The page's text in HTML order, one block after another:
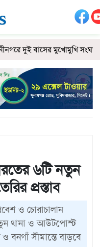
দুই বাসের মুখোমুখি সংঘর্ষ:
৬টি নতুন
প্রস্তাব
ও চোরাচালান
থানা ও আউটপোস্ট
ও বনগাঁ সীমান্তে বাড়বে